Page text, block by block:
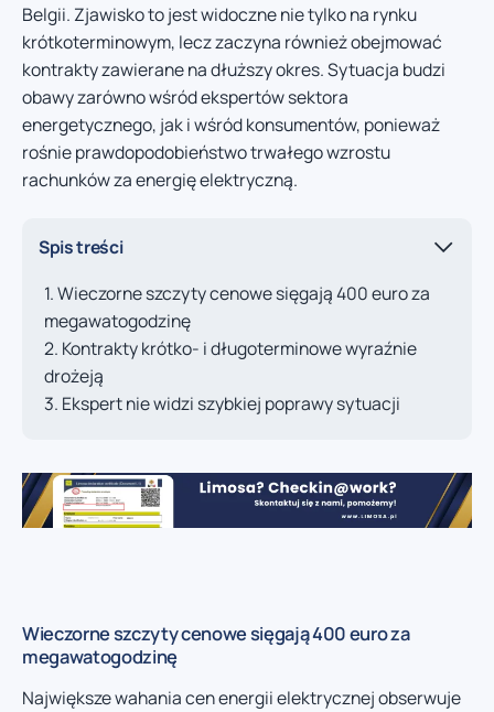
Belgii. Zjawisko to jest widoczne nie tylko na rynku
krótkoterminowym, lecz zaczyna również obejmować
kontrakty zawierane na dłuższy okres. Sytuacja budzi
obawy zarówno wśród ekspertów sektora
energetycznego, jak i wśród konsumentów, ponieważ
rośnie prawdopodobieństwo trwałego wzrostu
rachunków za energię elektryczną.
Spis treści
Wieczorne szczyty cenowe sięgają 400 euro za
megawatogodzinę
Kontrakty krótko- i długoterminowe wyraźnie
drożeją
Ekspert nie widzi szybkiej poprawy sytuacji
Wieczorne szczyty cenowe sięgają 400 euro za
megawatogodzinę
Największe wahania cen energii elektrycznej obserwuje